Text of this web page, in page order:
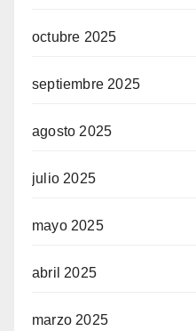
octubre 2025
septiembre 2025
agosto 2025
julio 2025
mayo 2025
abril 2025
marzo 2025